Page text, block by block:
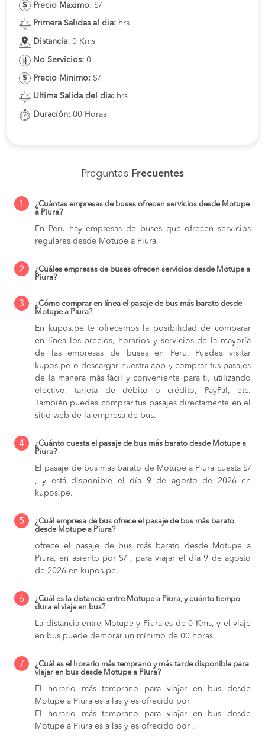
Precio Maximo: S/
Primera Salidas al dia: hrs
Distancia: 0 Kms
No Servicios: 0
Precio Minimo: S/
Ultima Salida del dia: hrs
Duración: 00 Horas
Preguntas Frecuentes
1
¿Cuántas empresas de buses ofrecen servicios desde Motupe
a Piura?
En Peru hay empresas de buses que ofrecen servicios
regulares desde Motupe a Piura.
2
¿Cuáles empresas de buses ofrecen servicios desde Motupe a
Piura?
3
¿Cómo comprar en línea el pasaje de bus más barato desde
Motupe a Piura?
En kupos.pe te ofrecemos la posibilidad de comparar
en línea los precios, horarios y servicios de la mayoría
de las empresas de buses en Peru. Puedes visitar
kupos.pe o descargar nuestra app y comprar tus pasajes
de la manera más fácil y conveniente para ti, utilizando
efectivo, tarjeta de débito o crédito, PayPal, etc.
También puedes comprar tus pasajes directamente en el
sitio web de la empresa de bus.
4
¿Cuánto cuesta el pasaje de bus más barato desde Motupe a
Piura?
El pasaje de bus más barato de Motupe a Piura cuesta S/
, y está disponible el día 9 de agosto de 2026 en
kupos.pe.
5
¿Cuál empresa de bus ofrece el pasaje de bus más barato
desde Motupe a Piura?
ofrece el pasaje de bus más barato desde Motupe a
Piura, en asiento por S/ , para viajar el día 9 de agosto
de 2026 en kupos.pe.
6
¿Cuál es la distancia entre Motupe a Piura, y cuánto tiempo
dura el viaje en bus?
La distancia entre Motupe y Piura es de 0 Kms, y el viaje
en bus puede demorar un mínimo de 00 horas.
7
¿Cuál es el horario más temprano y más tarde disponible para
viajar en bus desde Motupe a Piura?
El horario más temprano para viajar en bus desde
Motupe a Piura es a las y es ofrecido por
El horario más temprano para viajar en bus desde
Motupe a Piura es a las y es ofrecido por .